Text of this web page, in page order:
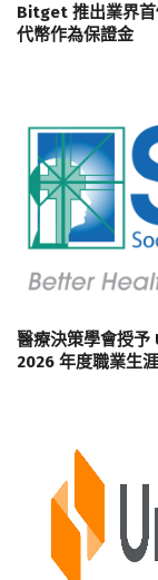
Bitget 推出業界首
代幣作為保證金
醫療決策學會授予
2026 年度職業生